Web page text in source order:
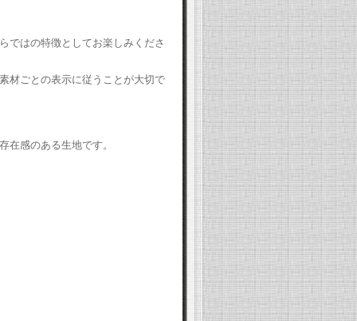
ではの特徴としてお楽しみくださ
材ごとの表示に従うことが大切で
在感のある生地です。